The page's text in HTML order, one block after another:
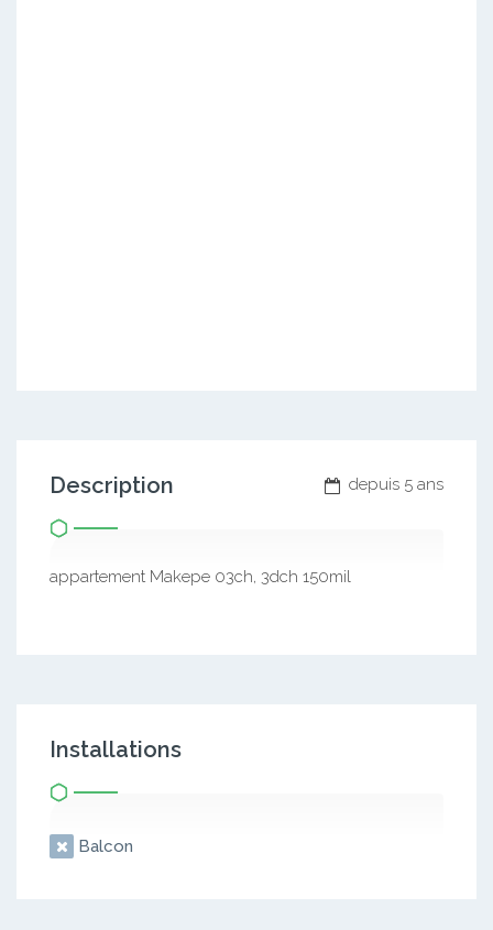
depuis 5 ans
Description
appartement Makepe 03ch, 3dch 150mil
Installations
Balcon